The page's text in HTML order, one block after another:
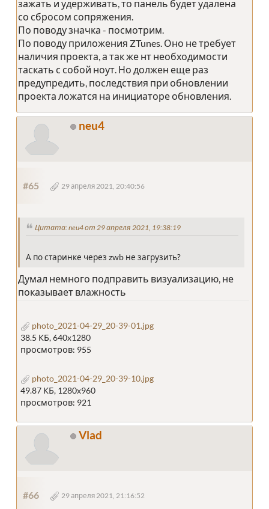
зажать и удерживать, то панель будет удалена
со сбросом сопряжения.
По поводу значка - посмотрим.
По поводу приложения ZTunes. Оно не требует
наличия проекта, а так же нт необходимости
таскать с собой ноут. Но должен еще раз
предупредить, последствия при обновлении
проекта ложатся на инициаторе обновления.
neu4
#65 29 апреля 2021, 20:40:56
Цитата: neu4 от 29 апреля 2021, 19:38:19
А по старинке через zwb не загрузить?
Думал немного подправить визуализацию, не
показывает влажность
photo_2021-04-29_20-39-01.jpg
38.5 КБ, 640x1280
просмотров: 955
photo_2021-04-29_20-39-10.jpg
49.87 КБ, 1280x960
просмотров: 921
Vlad
#66 29 апреля 2021, 21:16:52